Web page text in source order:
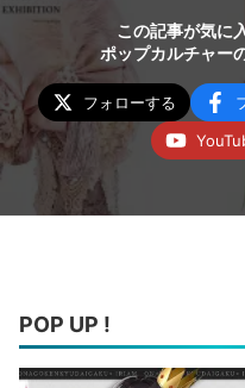
この記事が気に
ポップカルチャー
フォローする
POP UP !